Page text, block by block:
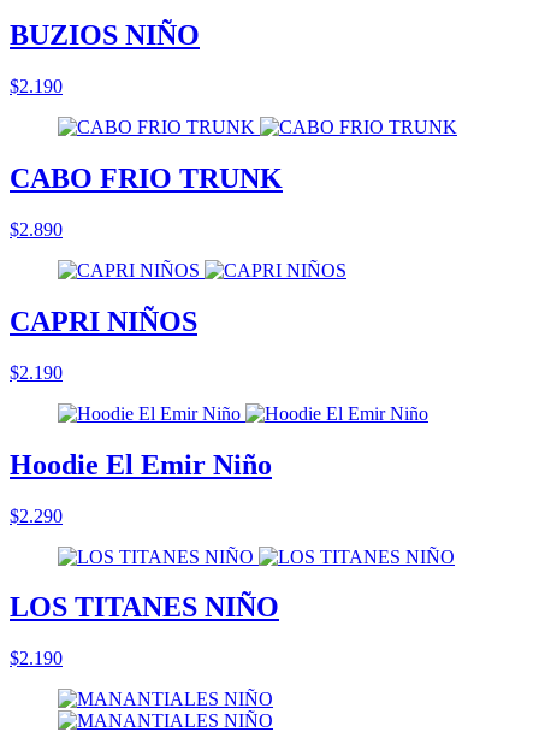
BUZIOS NIÑO
$2.190
CABO FRIO TRUNK
$2.890
CAPRI NIÑOS
$2.190
Hoodie El Emir Niño
$2.290
LOS TITANES NIÑO
$2.190